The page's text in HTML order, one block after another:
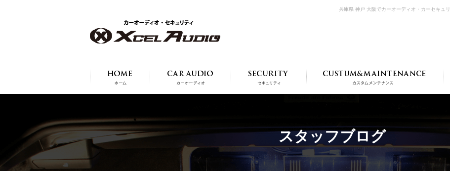
兵庫県 神戸 大阪でカーオーディオ・カーセキュ
スタッフブログ